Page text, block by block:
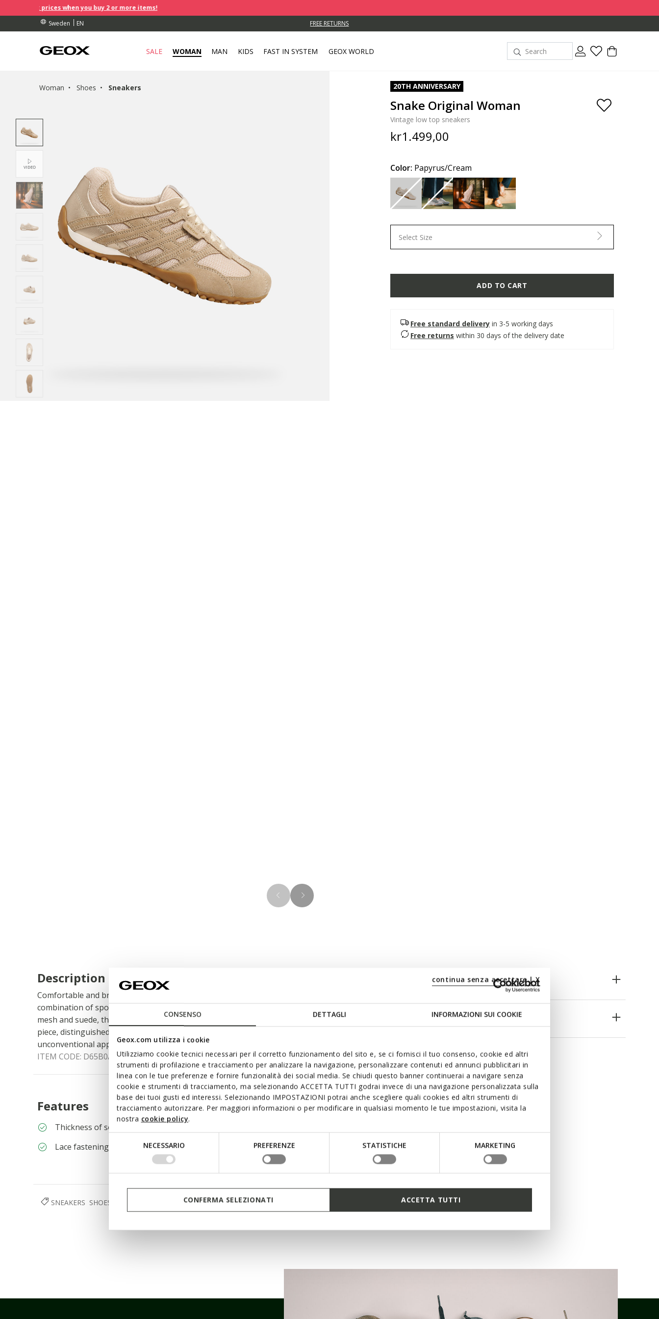
CONSENSO DETTAGLI INFORMAZIONI SUI COOKIE
Geox.com utilizza i cookie
Utilizziamo cookie tecnici necessari per il corretto funzionamento del sito e, se ci fornisci il tuo consenso, cookie ed altri
strumenti di profilazione e tracciamento per analizzare la navigazione, personalizzare contenuti ed annunci pubblicitari in
linea con le tue preferenze e fornire funzionalità dei social media. Se chiudi questo banner continuerai a navigare senza
cookie e strumenti di tracciamento, ma selezionando ACCETTA TUTTI godrai invece di una navigazione personalizzata sulla
base dei tuoi gusti ed interessi. Selezionando IMPOSTAZIONI potrai anche scegliere quali cookies ed altri strumenti di
tracciamento autorizzare. Per maggiori informazioni o per modificare in qualsiasi momento le tue impostazioni, visita la
nostra cookie policy.
NECESSARIO PREFERENZE STATISTICHE MARKETING
continua senza accettare | X
CONFERMA SELEZIONATI ACCETTA TUTTI
when you buy 2 or more items!
Sweden
EN
OVER kr 950 FREE RETURNS
COLLECTION POINT.
OVER kr 950
SALE WOMAN MAN KIDS FAST IN SYSTEM GEOX WORLD
Woman Shoes Sneakers 20TH ANNIVERSARY
Snake Original Woman
Vintage low top sneakers
kr1.499,00
Color: Papyrus/Cream
Select Size
ADD TO CART
Free standard delivery in 3-5 working days
Free returns within 30 days of the delivery date
Description
Comfortable and breathable low-cut women's sneakers, the perfect
combination of sporty inspiration and trendy design. Made from a mix of
mesh and suede, they come in beige and milk white. Snake Original is an iconic
piece, distinguished by its original side panel, with a modern and
unconventional appeal.
ITEM CODE: D65B0A01422C1S5K
Features
Thickness of sole: 2 cm / 0,8"
Lace fastening; Removable insole
Technologies
SNEAKERS SHOES